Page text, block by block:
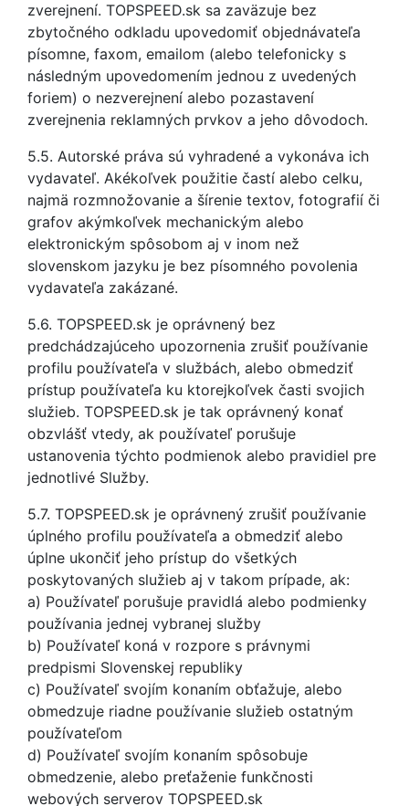
zverejnení. TOPSPEED.sk sa zaväzuje bez
zbytočného odkladu upovedomiť objednávateľa
písomne, faxom, emailom (alebo telefonicky s
následným upovedomením jednou z uvedených
foriem) o nezverejnení alebo pozastavení
zverejnenia reklamných prvkov a jeho dôvodoch.
5.5. Autorské práva sú vyhradené a vykonáva ich
vydavateľ. Akékoľvek použitie častí alebo celku,
najmä rozmnožovanie a šírenie textov, fotografií či
grafov akýmkoľvek mechanickým alebo
elektronickým spôsobom aj v inom než
slovenskom jazyku je bez písomného povolenia
vydavateľa zakázané.
5.6. TOPSPEED.sk je oprávnený bez
predchádzajúceho upozornenia zrušiť používanie
profilu používateľa v službách, alebo obmedziť
prístup používateľa ku ktorejkoľvek časti svojich
služieb. TOPSPEED.sk je tak oprávnený konať
obzvlášť vtedy, ak používateľ porušuje
ustanovenia týchto podmienok alebo pravidiel pre
jednotlivé Služby.
5.7. TOPSPEED.sk je oprávnený zrušiť používanie
úplného profilu používateľa a obmedziť alebo
úplne ukončiť jeho prístup do všetkých
poskytovaných služieb aj v takom prípade, ak:
a) Používateľ porušuje pravidlá alebo podmienky
používania jednej vybranej služby
b) Používateľ koná v rozpore s právnymi
predpismi Slovenskej republiky
c) Používateľ svojím konaním obťažuje, alebo
obmedzuje riadne používanie služieb ostatným
používateľom
d) Používateľ svojím konaním spôsobuje
obmedzenie, alebo preťaženie funkčnosti
webových serverov TOPSPEED.sk